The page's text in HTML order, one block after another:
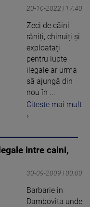
20-10-2022 | 17:40
Zeci de câini
răniți, chinuiți și
exploatați
pentru lupte
ilegale ar urma
să ajungă din
nou în ...
Citeste mai mult
›
intre caini,
30-09-2009 | 00:00
Barbarie in
Dambovita unde